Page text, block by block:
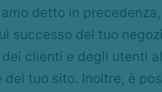
detto in
successo del tuo
clienti e degli utenti
tuo sito. Inoltre, è